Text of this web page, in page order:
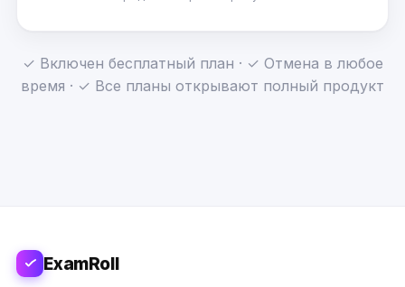
✓ Включен бесплатный план · ✓ Отмена в любое
время · ✓ Все планы открывают полный продукт
ExamRoll